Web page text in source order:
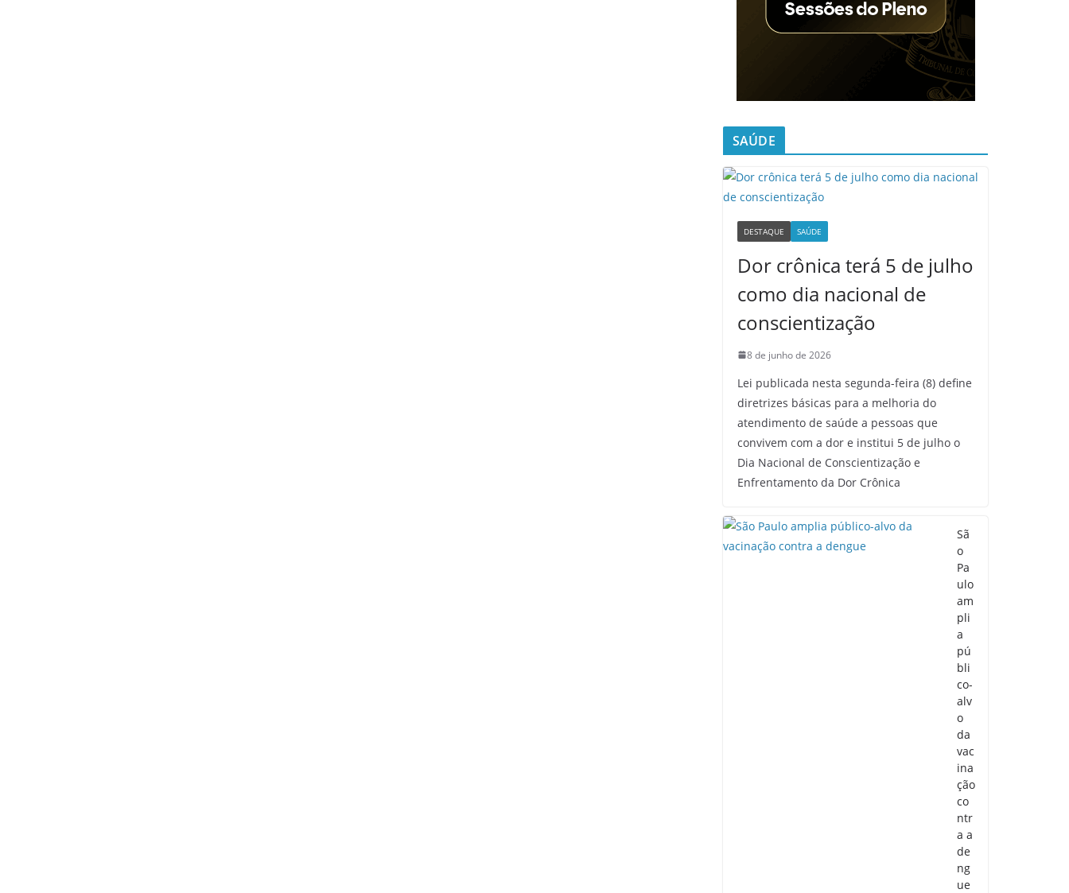
SAÚDE
DESTAQUE SAÚDE
Dor crônica terá 5 de julho
como dia nacional de
conscientização
8 de junho de 2026
Lei publicada nesta segunda-feira (8) define
diretrizes básicas para a melhoria do
atendimento de saúde a pessoas que
convivem com a dor e institui 5 de julho o
Dia Nacional de Conscientização e
Enfrentamento da Dor Crônica
Sã
o
Pa
ulo
am
pli
a
pú
bli
co-
alv
o
da
vac
ina
ção
co
ntr
a a
de
ng
ue